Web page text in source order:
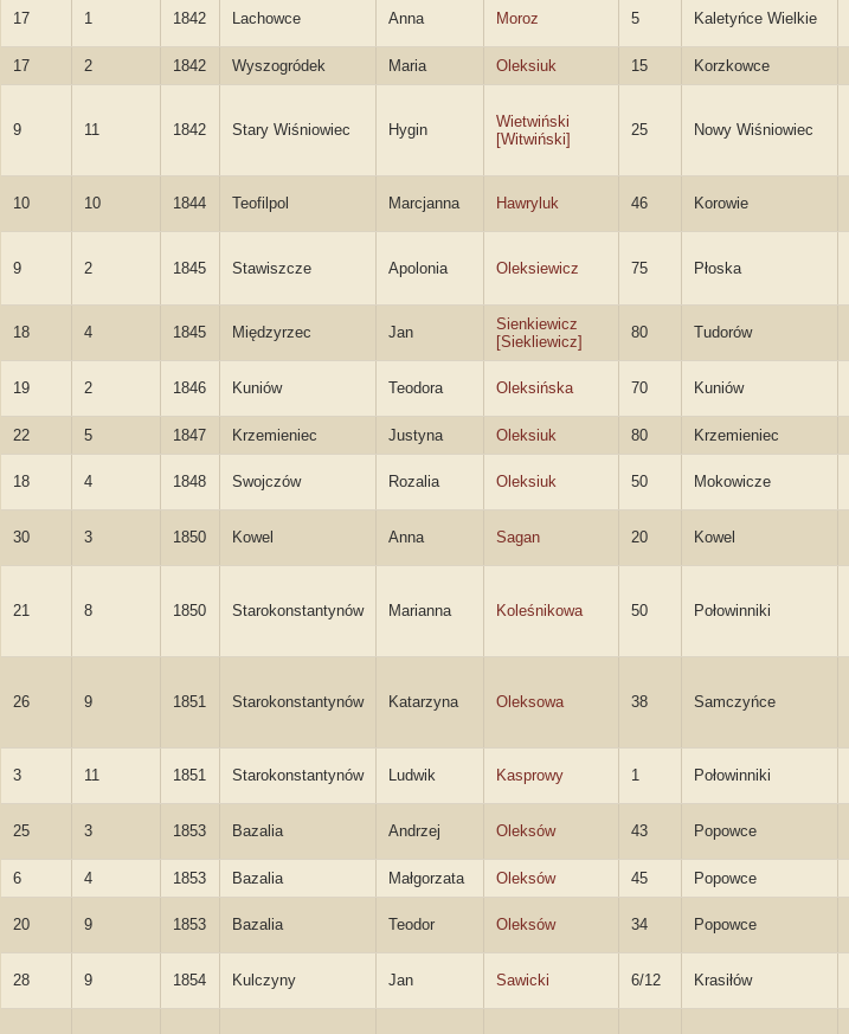
17 1 1842 Lachowce Anna Moroz 5 Kaletyńce Wielkie
17 2 1842 Wyszogródek Maria Oleksiuk 15 Korzkowce
9 11 1842 Stary Wiśniowiec Hygin
Wietwiński
[Witwiński]
25 Nowy Wiśniowiec
10 10 1844 Teofilpol Marcjanna Hawryluk 46 Korowie
9 2 1845 Stawiszcze Apolonia Oleksiewicz 75 Płoska
18 4 1845 Międzyrzec Jan
Sienkiewicz
[Siekliewicz]
80 Tudorów
19 2 1846 Kuniów Teodora Oleksińska 70 Kuniów
22 5 1847 Krzemieniec Justyna Oleksiuk 80 Krzemieniec
18 4 1848 Swojczów Rozalia Oleksiuk 50 Mokowicze
30 3 1850 Kowel Anna Sagan 20 Kowel
21 8 1850 Starokonstantynów Marianna Koleśnikowa 50 Połowinniki
26 9 1851 Starokonstantynów Katarzyna Oleksowa 38 Samczyńce
3 11 1851 Starokonstantynów Ludwik Kasprowy 1 Połowinniki
25 3 1853 Bazalia Andrzej Oleksów 43 Popowce
6 4 1853 Bazalia Małgorzata Oleksów 45 Popowce
20 9 1853 Bazalia Teodor Oleksów 34 Popowce
28 9 1854 Kulczyny Jan Sawicki 6/12 Krasiłów